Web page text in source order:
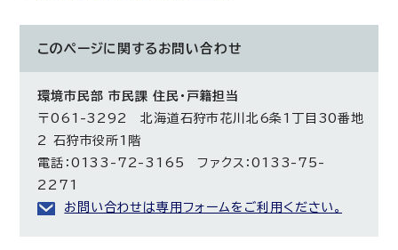
このページに関する お問い合わせ
環境市民部 市民課 住民・戸籍担当
〒061-3292 北海道石狩市花川北6条1丁目30番地
2 石狩市役所1階
電話：0133-72-3165 ファクス：0133-75-
2271
お問い合わせは専用フォームをご利用ください。